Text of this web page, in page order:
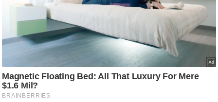
ज
ग
ली
वु